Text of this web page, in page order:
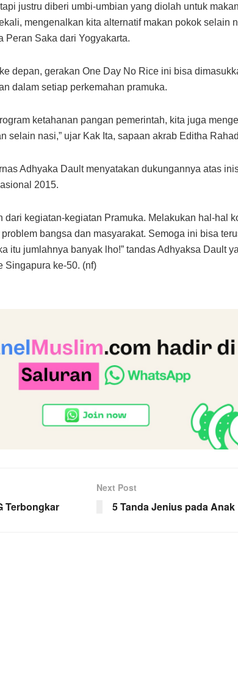
justru diberi umbi-umbian yang diolah untuk
mengenalkan kita alternatif makan pokok selain
Peran Saka dari Yogyakarta.
depan, gerakan One Day No Rice ini bisa
dalam setiap perkemahan pramuka.
ketahanan pangan pemerintah, kita juga
selain nasi,” ujar Kak Ita, sapaan akrab Editha
Adhyaka Dault menyatakan dukungannya atas
2015.
dari kegiatan-kegiatan Pramuka. Melakukan hal-hal
bangsa dan masyarakat. Semoga ini bisa
itu jumlahnya banyak lho!” tandas Adhyaksa Dault
Singapura ke-50. (nf)
Terbongkar
Next Post
5 Tanda Jenius pada Anak